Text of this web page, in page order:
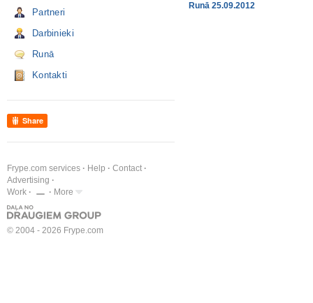
Partneri
Darbinieki
Runā
Kontakti
Share
Frype.com services Help
Contact
Advertising
Work
More
© 2004 - 2026 Frype.com
Runā 25.09.2012